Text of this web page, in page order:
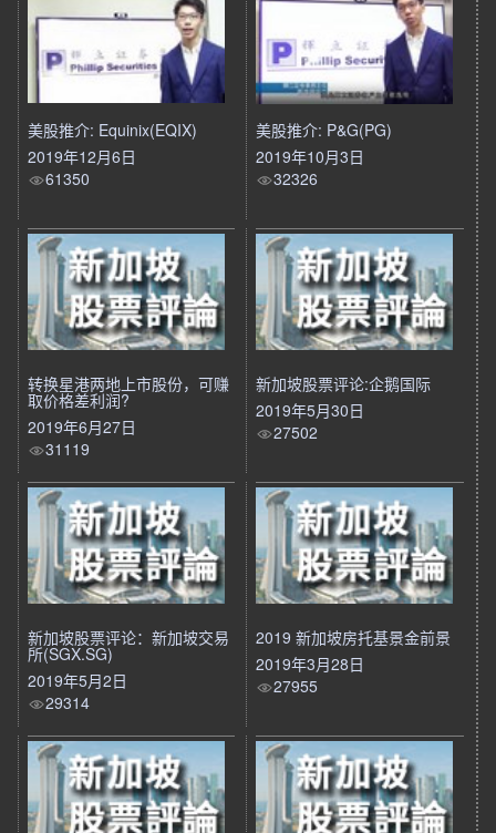
美股推介: Equinix(EQIX)
2019年12月6日
61350
美股推介: P&G(PG)
2019年10月3日
32326
转换星港两地上市股份，可赚
取价格差利润?
2019年6月27日
31119
新加坡股票评论:企鹅国际
2019年5月30日
27502
新加坡股票评论：新加坡交易
所(SGX.SG)
2019年5月2日
29314
2019 新加坡房托基景金前景
2019年3月28日
27955